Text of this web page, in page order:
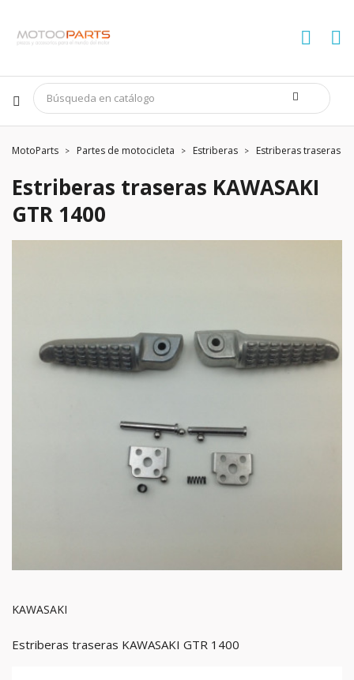
MotoParts Partes de motocicleta Estriberas Estriberas traseras
Estriberas traseras KAWASAKI
GTR 1400
KAWASAKI
Estriberas traseras KAWASAKI GTR 1400